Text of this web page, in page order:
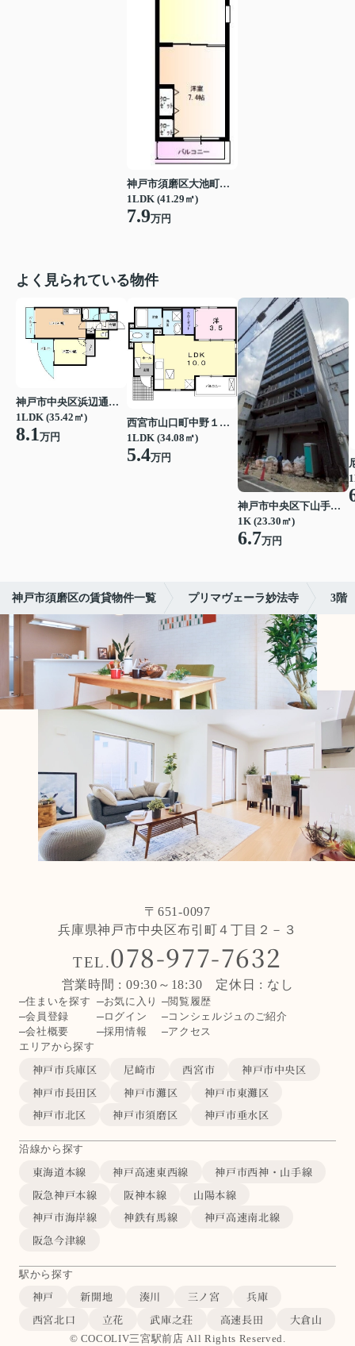
神戸市須磨区大池町４丁目
1LDK (41.29㎡)
7.9万円
よく見られている物件
神戸市中央区浜辺通３丁目
1LDK (35.42㎡)
8.1万円
西宮市山口町中野１丁目
1LDK (34.08㎡)
5.4万円
神戸市中央区下山手通７丁目
1K (23.30㎡)
6.7万円
神戸市須磨区の賃貸物件一覧 プリマヴェーラ妙法寺 3階
〒651-0097
兵庫県神戸市中央区布引町４丁目２－３
TEL.078-977-7632
営業時間 : 09:30～18:30 定休日 : なし
住まいを探す お気に入り
閲覧履歴
会員登録
ログイン
コンシェルジュのご紹介
会社概要
採用情報
アクセス
エリアから探す
神戸市兵庫区 尼崎市 西宮市
神戸市中央区
神戸市長田区
神戸市灘区
神戸市東灘区
神戸市北区
神戸市須磨区 神戸市垂水区
沿線から探す
東海道本線 神戸高速東西線
神戸市西神・山手線
阪急神戸本線
阪神本線
山陽本線
神戸市海岸線
神鉄有馬線
神戸高速南北線
阪急今津線
駅から探す
神戸 新開地 湊川 三ノ宮
兵庫
西宮北口
立花 武庫之荘 高速長田 大倉山
© COCOLIV三宮駅前店 All Rights Reserved.